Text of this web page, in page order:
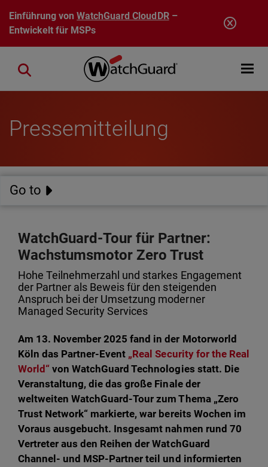
Direkt zum Inhalt
Einführung vonWatchGuard CloudDR–
Entwickelt für MSPs
Open
Close search
Pressemitteilung
Go to
WatchGuard-Tour für Partner:
Wachstumsmotor Zero Trust
Hohe Teilnehmerzahl und starkes Engagement
der Partner als Beweis für den steigenden
Anspruch bei der Umsetzung moderner
Managed Security Services
Am 13. November 2025 fand in der Motorworld
Köln das Partner-Event „Real Security for the Real
World“ von WatchGuard Technologies statt. Die
Veranstaltung, die das große Finale der
weltweiten WatchGuard-Tour zum Thema „Zero
Trust Network“ markierte, war bereits Wochen im
Voraus ausgebucht. Insgesamt nahmen rund 70
Vertreter aus den Reihen der WatchGuard
Channel- und MSP-Partner teil und informierten